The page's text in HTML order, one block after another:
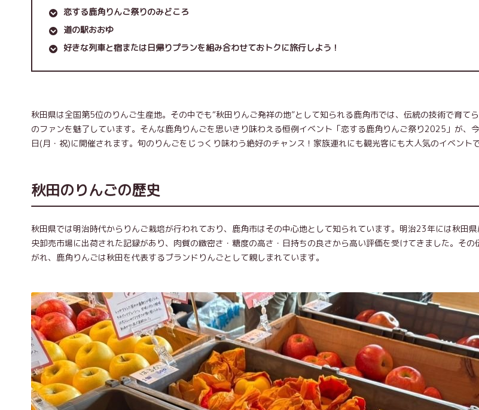
恋する鹿角りんご祭りのみどころ
道の駅おおゆ
好きな列車と宿または日帰りプランを組み合わせておトクに旅行しよう！
秋田県は全国第5位のりんご生産地。その中でも“秋田りんご発祥の地”として知られる鹿角市では、伝統の技術で育て
のファンを魅了しています。そんな鹿角りんごを思いきり味わえる恒例イベント「恋する鹿角りんご祭り2025」が、
日(月・祝)に開催されます。旬のりんごをじっくり味わう絶好のチャンス！家族連れにも観光客にも大人気のイベントで
秋田のりんごの歴史
秋田県では明治時代からりんご栽培が行われており、鹿角市はその中心地として知られています。明治23年には秋田
央卸売市場に出荷された記録があり、肉質の緻密さ・糖度の高さ・日持ちの良さから高い評価を受けてきました。その
がれ、鹿角りんごは秋田を代表するブランドりんごとして親しまれています。